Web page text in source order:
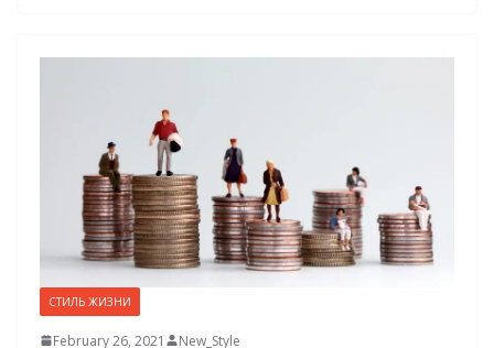
СТИЛЬ ЖИЗНИ
February 26, 2021 New_Style